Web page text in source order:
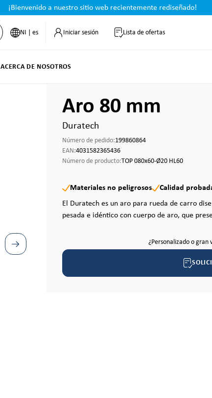
¡Bienvenido a nuestro sitio web recientemente rediseñado!
NI | es Iniciar sesión Lista de ofertas
ACERCA DE NOSOTROS
Aro 80 mm
Duratech
Número de pedido:199860864
EAN:4031582365436
Número de producto:TOP 080x60-Ø20 HL60
Materiales no peligrosos
Calidad
El Duratech es un aro para rueda de carro
pesada e idéntico con cuerpo de aro, que
¿Personalizado o gran